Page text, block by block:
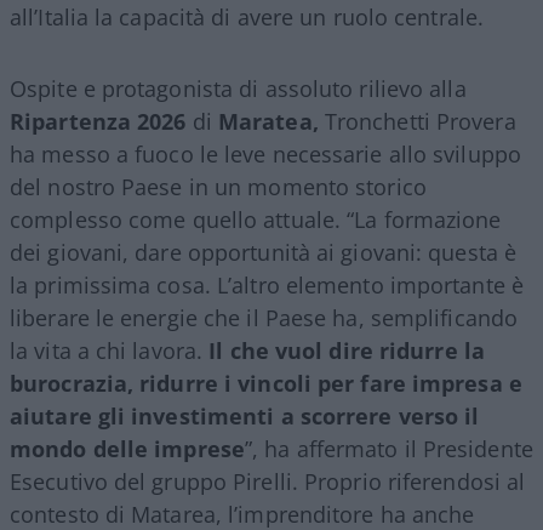
all’Italia la capacità di avere un ruolo centrale.
Ospite e protagonista di assoluto rilievo alla
Ripartenza 2026 di Maratea, Tronchetti Provera
ha messo a fuoco le leve necessarie allo sviluppo
del nostro Paese in un momento storico
complesso come quello attuale. “La formazione
dei giovani, dare opportunità ai giovani: questa è
la primissima cosa. L’altro elemento importante è
liberare le energie che il Paese ha, semplificando
la vita a chi lavora. Il che vuol dire ridurre la
burocrazia, ridurre i vincoli per fare impresa e
aiutare gli investimenti a scorrere verso il
mondo delle imprese”, ha affermato il Presidente
Esecutivo del gruppo Pirelli. Proprio riferendosi al
contesto di Matarea, l’imprenditore ha anche